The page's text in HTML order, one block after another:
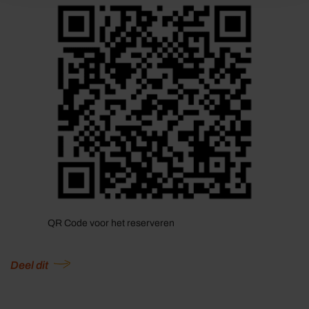
QR Code voor het reserveren
Deel dit